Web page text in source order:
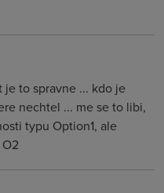
to spravne ... kdo je
nechtel ... me se to libi,
typu Option1, ale